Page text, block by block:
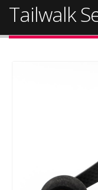
Tailwalk